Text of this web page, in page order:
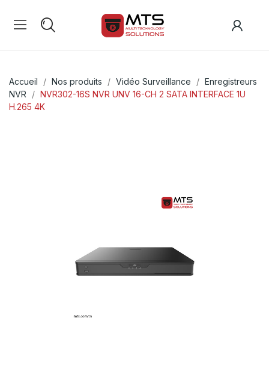
Accueil Nos produits Vidéo Surveillance
Enregistreurs
NVR
NVR302-16S NVR UNV 16-CH 2 SATA INTERFACE 1U
H.265 4K